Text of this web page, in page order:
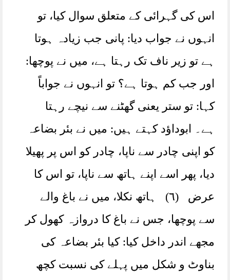
اس کی گہرائی کے متعلق سوال کیا، تو
انہوں نے جواب دیا: پانی جب زیادہ ہوتا
ہے تو زیر ناف تک رہتا ہے، میں نے پوچھا:
اور جب کم ہوتا ہے؟ تو انہوں نے جواباً
کہا: تو ستر یعنی گھٹنے سے نیچے رہتا
ہے۔ ابوداؤد کہتے ہیں: میں نے بئر بضاعہ
کو اپنی چادر سے ناپا، چادر کو اس پر پھیلا
دیا، پھر اسے اپنے ہاتھ سے ناپا، تو اس کا
عرض (٦) ہاتھ نکلا، میں نے باغ والے
سے پوچھا، جس نے باغ کا دروازہ کھول کر
مجھے اندر داخل کیا: کیا بئر بضاعہ کی
بناوٹ و شکل میں پہلے کی نسبت کچھ